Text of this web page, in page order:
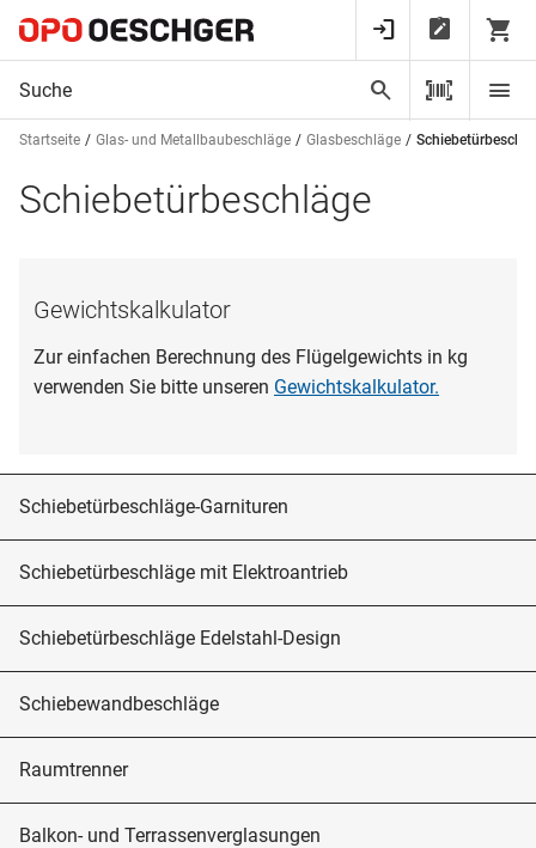
Startseite Glas- und Metallbaubeschläge Glasbeschläge
Schiebetürbeschläge
Gewichtskalkulator
Zur einfachen Berechnung des Flügelgewichts in kg
verwenden Sie bitte unseren Gewichtskalkulator.
Schiebetürbeschläge-Garnituren
Schiebetürbeschläge mit Elektroantrieb
Schiebetürbeschläge Edelstahl-Design
Schiebewandbeschläge
Raumtrenner
Balkon- und Terrassenverglasungen